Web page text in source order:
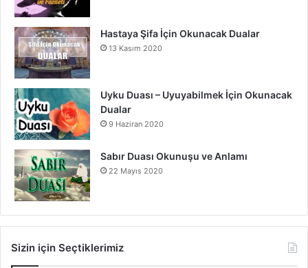
Hastaya Şifa İçin Okunacak Dualar
13 Kasım 2020
Uyku Duası – Uyuyabilmek İçin Okunacak
Dualar
9 Haziran 2020
Sabır Duası Okunuşu ve Anlamı
22 Mayıs 2020
Sizin için Seçtiklerimiz